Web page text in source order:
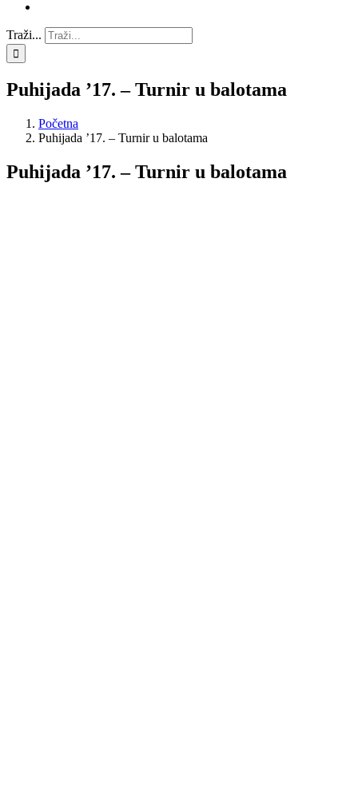
Traži...
Puhijada ’17. – Turnir u balotama
Početna
Puhijada ’17. – Turnir u balotama
Puhijada ’17. – Turnir u balotama